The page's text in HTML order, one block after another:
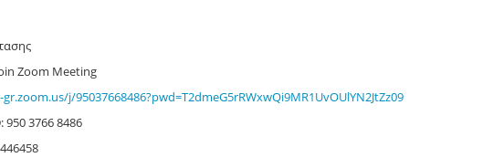
Zoom Meeting
j/95037668486?pwd=T2dmeG5rRWxwQi9MR1UvOUlYN2JtZz09
950 3766 8486